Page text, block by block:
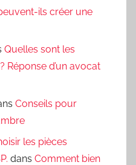
ils créer une
Quelles sont les
Réponse d’un avocat
Conseils pour
les pièces
dans Comment bien